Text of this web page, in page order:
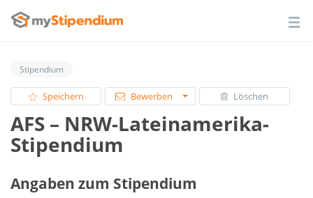
Stipendium
Speichern Bewerben Löschen
AFS – NRW-Lateinamerika-
Stipendium
Angaben zum Stipendium